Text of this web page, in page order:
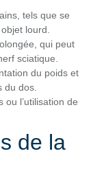
tels que se
lourd.
qui peut
sciatique.
du poids et
du dos.
l’utilisation de
de la